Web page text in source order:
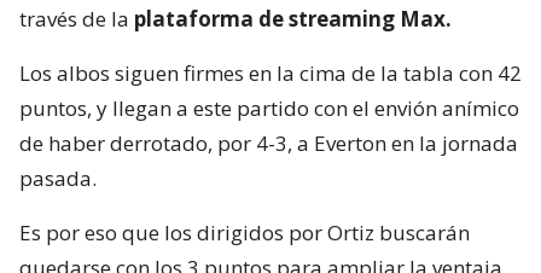
través de la plataforma de streaming Max.
Los albos siguen firmes en la cima de la tabla con 42
puntos, y llegan a este partido con el envión anímico
de haber derrotado, por 4-3, a Everton en la jornada
pasada.
Es por eso que los dirigidos por Ortiz buscarán
quedarse con los 3 puntos para ampliar la ventaja